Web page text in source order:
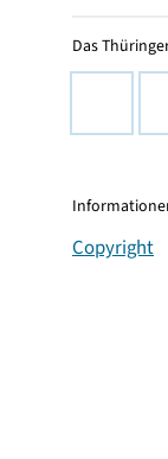
Das
Copyright